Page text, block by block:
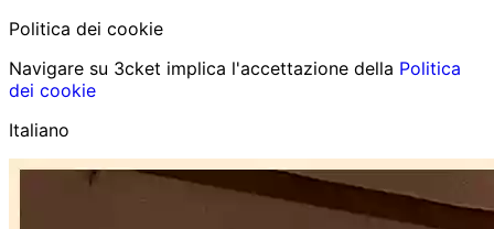
Politica dei cookie
Navigare su 3cket implica l'accettazione della Politica
dei cookie
Italiano